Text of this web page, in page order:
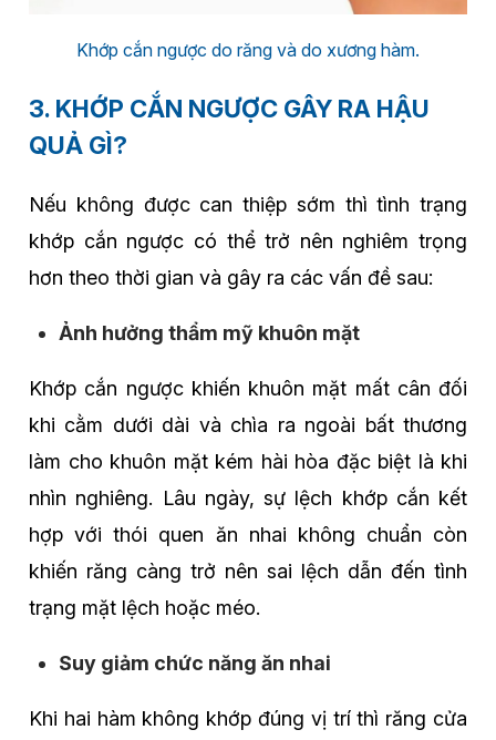
Khớp cắn ngược do răng và do xương hàm.
3. KHỚP CẮN NGƯỢC GÂY RA HẬU
QUẢ GÌ?
Nếu không được can thiệp sớm thì tình trạng
khớp cắn ngược có thể trở nên nghiêm trọng
hơn theo thời gian và gây ra các vấn đề sau:
Ảnh hưởng thẩm mỹ khuôn mặt
Khớp cắn ngược khiến khuôn mặt mất cân đối
khi cằm dưới dài và chìa ra ngoài bất thương
làm cho khuôn mặt kém hài hòa đặc biệt là khi
nhìn nghiêng. Lâu ngày, sự lệch khớp cắn kết
hợp với thói quen ăn nhai không chuẩn còn
khiến răng càng trở nên sai lệch dẫn đến tình
trạng mặt lệch hoặc méo.
Suy giảm chức năng ăn nhai
Khi hai hàm không khớp đúng vị trí thì răng cửa